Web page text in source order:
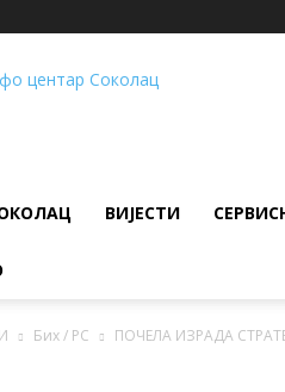
ИНФО
ВИЈЕСТИ
Бих / РС ПОЧЕЛА ИЗРАДА